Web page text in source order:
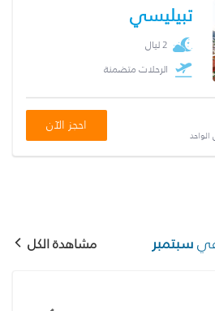
تبيليسي
2 ليال
الرحلات متضمنة
احجز الآن
فيسبتمبر مشاهدة الكل